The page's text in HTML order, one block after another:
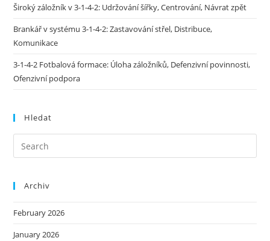
Široký záložník v 3-1-4-2: Udržování šířky, Centrování, Návrat zpět
Brankář v systému 3-1-4-2: Zastavování střel, Distribuce,
Komunikace
3-1-4-2 Fotbalová formace: Úloha záložníků, Defenzivní povinnosti,
Ofenzivní podpora
Hledat
Archiv
February 2026
January 2026